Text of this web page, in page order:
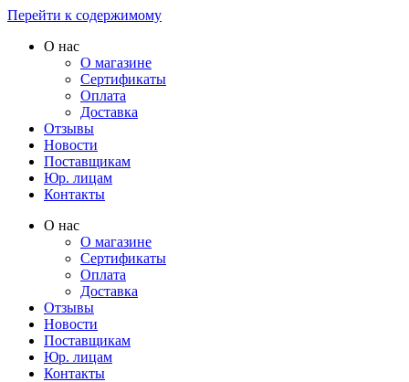
Перейти к содержимому
О нас
О магазине
Сертификаты
Оплата
Доставка
Отзывы
Новости
Поставщикам
Юр. лицам
Контакты
О нас
О магазине
Сертификаты
Оплата
Доставка
Отзывы
Новости
Поставщикам
Юр. лицам
Контакты